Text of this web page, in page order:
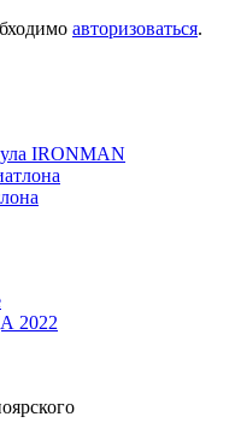
авторизоваться.
IRONMAN
2022